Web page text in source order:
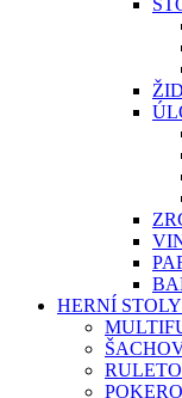
HERNÍ STOLY